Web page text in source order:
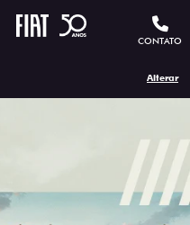
CONTATO
Alterar